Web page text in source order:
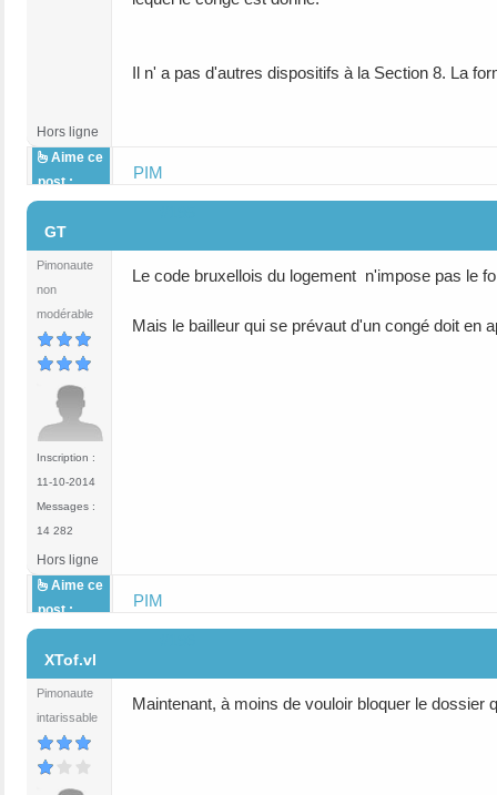
Il n' a pas d'autres dispositifs à la Section 8. La
Hors ligne
Aime ce
post :
PIM
GT
Pimonaute
non
modérable
Inscription :
11-10-2014
Messages :
14 282
Le code bruxellois du logement n'impose pas le
Mais le bailleur qui se prévaut d'un congé doit en
Hors ligne
Aime ce
post :
PIM
XTof.vl
Pimonaute
intarissable
Maintenant, à moins de vouloir bloquer le